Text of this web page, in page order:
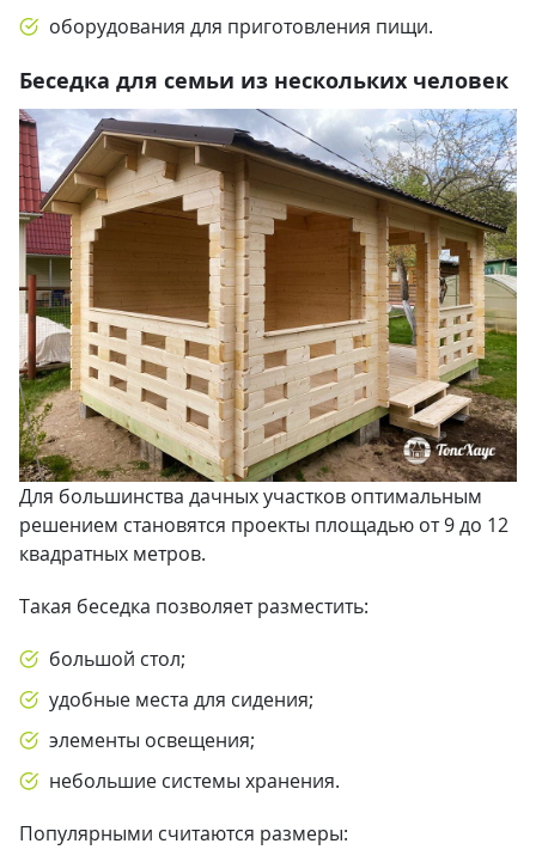
оборудования для приготовления пищи.
Беседка для семьи из нескольких человек
Для большинства дачных участков оптимальным
решением становятся проекты площадью от 9 до 12
квадратных метров.
Такая беседка позволяет разместить:
большой стол;
удобные места для сидения;
элементы освещения;
небольшие системы хранения.
Популярными считаются размеры: